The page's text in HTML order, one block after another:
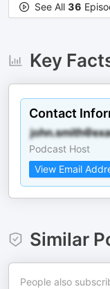
See All 36
Key
Contact
Podcast Host
View Email
Similar
People also